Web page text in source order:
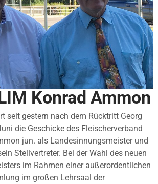
Konrad Ammon
seit gestern nach dem Rücktritt Georg
die Geschicke des Fleischerverband
jun. als Landesinnungsmeister und
Stellvertreter. Bei der Wahl des neuen
im Rahmen einer außerordentlichen
im großen Lehrsaal der